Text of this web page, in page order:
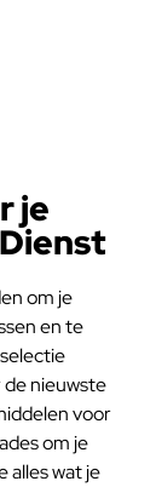
je
om je
en te
de nieuwste
voor
om je
alles wat je